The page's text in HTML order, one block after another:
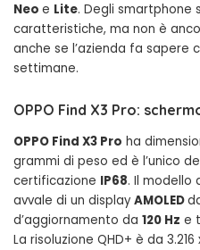
Neo e Lite. Degli smartphone
caratteristiche, ma non è
anche se l’azienda fa sapere
settimane.
OPPO Find X3 Pro:
OPPO Find X3 Pro ha
grammi di peso ed è l’unico
certificazione IP68. Il modello
avvale di un display AMOLED
d’aggiornamento da 120 Hz e
La risoluzione QHD+ è da 3.216